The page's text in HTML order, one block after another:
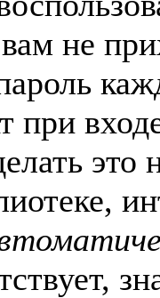
не
при